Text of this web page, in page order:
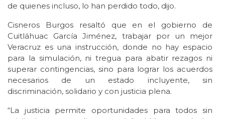
de quienes incluso, lo han perdido todo, dijo.
Cisneros Burgos resaltó que en el gobierno de
Cuitláhuac García Jiménez, trabajar por un mejor
Veracruz es una instrucción, donde no hay espacio
para la simulación, ni tregua para abatir rezagos ni
superar contingencias, sino para lograr los acuerdos
necesarios de un estado incluyente, sin
discriminación, solidario y con justicia plena.
“La justicia permite oportunidades para todos sin